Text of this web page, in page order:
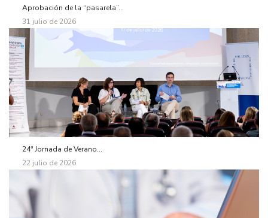
Aprobación de la “pasarela”...
31 julio de 2026
24ª Jornada de Verano...
22 julio de 2026